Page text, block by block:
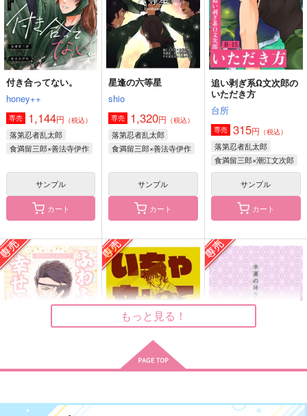
作品詳細 作品詳細 作品詳細
どうか泥舟に乗ってく
れますか
again.
944円（税込）
食満留三郎×善法寺伊作
サンプル
作品詳細
悠然の灯火へ
YELLOWBlue
食満留三郎×善法寺伊作
サンプル
作品詳細
救済
BREAK
食満留三郎×善法寺伊作
サンプル
作品詳細
付き合ってない。
honey++
専売 1,144円 （税込）
落第忍者乱太郎
食満留三郎×善法寺伊作
サンプル
カート
星逢の六等星
shio
専売 1,320円 （税込）
落第忍者乱太郎
食満留三郎×善法寺伊作
サンプル
カート
追い剥ぎ系Ω文次郎の
いただき方
台所
専売 315円 （税込）
落第忍者乱太郎
食満留三郎×潮江文次郎
サンプル
カート
コンコン田
@DOWN
深海水槽
もっと見る！